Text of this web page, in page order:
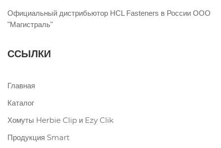
Официальный дистрибьютор HCL Fasteners в России ООО
"Магистраль"
ССЫЛКИ
Главная
Каталог
Хомуты Herbie Clip и Ezy Clik
Продукция Smart